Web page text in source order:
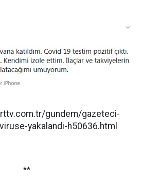
gundem/gazeteci-
yakalandi-h50636.html
**